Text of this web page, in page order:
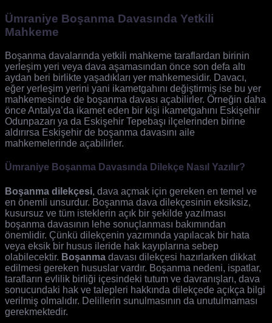
Ümraniye Boşanma Davasında Yetkili
Mahkeme
Boşanma davalarında yetkili mahkeme taraflardan birinin
yerleşim yeri veya dava aşamasından önce son defa altı
aydan beri birlikte yaşadıkları yer mahkemesidir. Davacı,
eğer yerleşim yerini yani ikametgahını değiştirmiş ise bu yer
mahkemesinde de boşanma davası açabilirler. Örneğin daha
önce Antalya’da ikamet eden bir kişi ikametgahını Eskişehir
Odunpazarı ya da Eskişehir Tepebaşı ilçelerinden birine
aldırırsa Eskişehir de boşanma davasını aile
mahkemelerinde açabilirler.
Ümraniye Boşanma Davasında Dilekçe Nasıl Yazılır?
Boşanma dilekçesi, dava açmak için gereken en temel ve
en önemli unsurdur. Boşanma dava dilekçesinin eksiksiz,
kusursuz ve tüm isteklerin açık bir şekilde yazılması
boşanma davasının lehe sonuçlanması bakımından
önemlidir. Çünkü dilekçenin yazımında yapılacak bir hata
veya eksik bir husus ileride hak kayıplarına sebep
olabilecektir. Boşanma davası dilekçesi hazırlarken dikkat
edilmesi gereken hususlar vardır. Boşanma nedeni, ispatlar,
tarafların evlilik birliği içesindeki tutum ve davranışları, dava
sonucundaki hak ve talepleri hakkında dilekçede açıkça bilgi
verilmiş olmalıdır. Delillerin sunulmasının da unutulmaması
gerekmektedir.